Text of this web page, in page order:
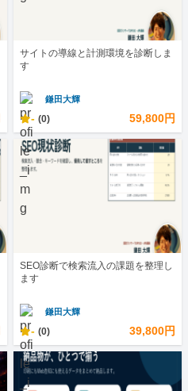
サイトの導線と計測環境を診断しま
す
鎌田大輝
- (0) 59,800円
SEO診断で検索流入の課題を整理し
ます
鎌田大輝
- (0) 39,800円